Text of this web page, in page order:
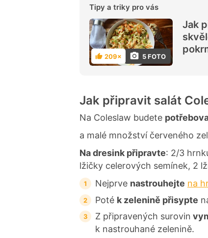
Tipy a triky pro vás
5 FOTO
H
o
e
n
209×
Jak
Jak připravit salát
Na Coleslaw budete
a malé množství červeného
Na dresink připravte: 2/3
lžičky celerových semínek, 2
Nejprve nastrouhejte na
Poté k zelenině přisypte
Z připravených surovin
k nastrouhané zelenině.